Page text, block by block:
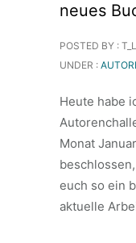
neues
POSTED BY :
UNDER :
Heute habe
Monat
euch so ein
aktuelle